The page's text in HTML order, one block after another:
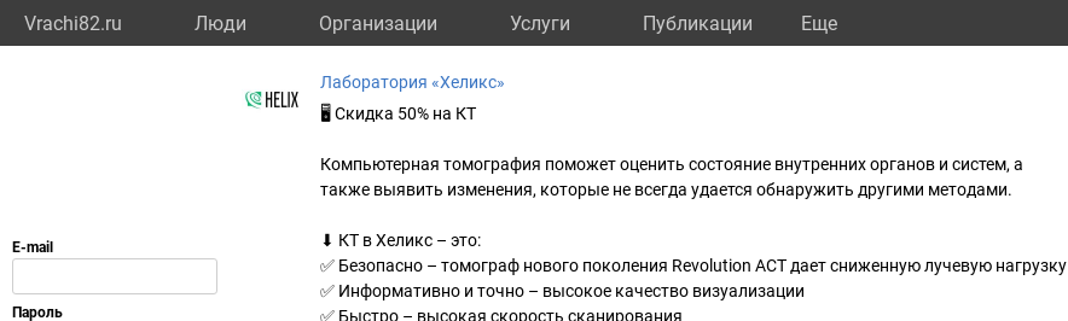
Vrachi82.ru Люди Организации Услуги Публикации Eще
Лаборатория «Хеликс»
🖥 Скидка 50% на КТ
Компьютерная томография поможет оценить состояние внутренних органов и систем, а
также выявить изменения, которые не всегда удается обнаружить другими методами.
⬇ КТ в Хеликс – это:
✅ Безопасно – томограф нового поколения Revolution ACT дает сниженную лучевую нагрузку
✅ Информативно и точно – высокое качество визуализации
✅ Быстро – высокая скорость сканирования